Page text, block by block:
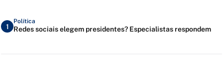
1
Política
Redes sociais elegem presidentes? Especialistas respondem